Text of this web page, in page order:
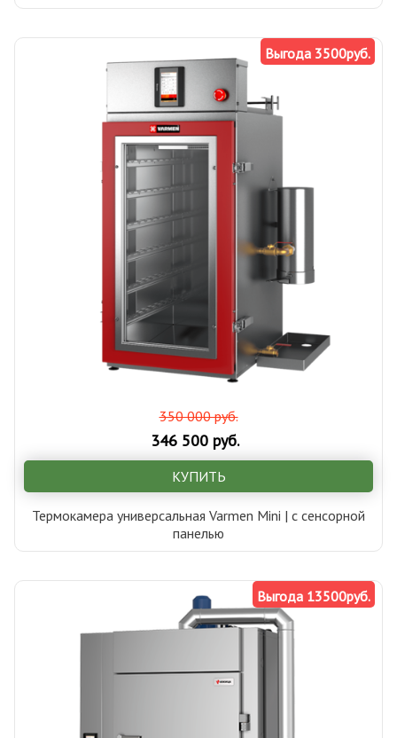
Выгода 3500руб.
346 500 руб.
350 000 руб.
КУПИТЬ
Термокамера универсальная Varmen Mini | с сенсорной
панелью
Выгода 13500руб.